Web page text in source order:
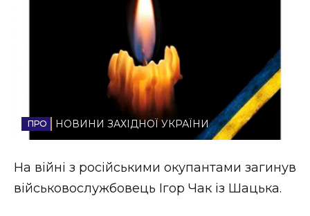
Стиль життя
Втрачений Ужгород (відеоверсія)
НОВИНИ ЗАХІДНОЇ УКРАЇНИ
На війні з російськими окупантами загинув
військовослужбовець Ігор Чак із Шацька.